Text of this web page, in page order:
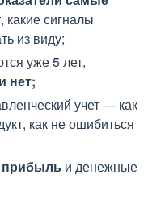
какие сигналы
из виду;
уже 5 лет,
нет;
учет — как
как не ошибиться
прибыль и денежные